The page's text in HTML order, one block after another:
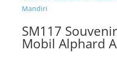
SM117
Mobil Alphard